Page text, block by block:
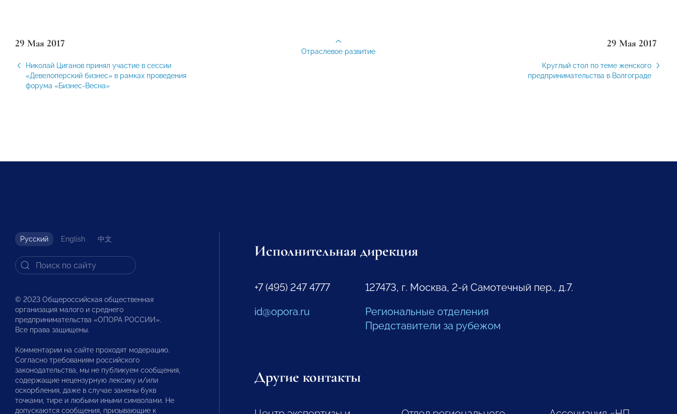
29 Мая 2017
Николай Циганов принял участие в сессии
«Девелоперский бизнес» в рамках проведения
форума «Бизнес-Весна»
29 Мая 2017
Круглый стол по теме женского
предпринимательства в Волгограде
Отраслевое развитие
Русский English 中文
© 2023 Общероссийская общественная
организация малого и среднего
предпринимательства «ОПОРА РОССИИ».
Все права защищены.
Комментарии на сайте проходят модерацию.
Согласно требованиям российского
законодательства, мы не публикуем сообщения,
содержащие нецензурную лексику и/или
оскорбления, даже в случае замены букв
точками, тире и любыми иными символами. Не
допускаются сообщения, призывающие к
Исполнительная дирекция
+7 (495) 247 4777
id@opora.ru
127473, г. Москва, 2-й Самотечный пер., д.7.
Региональные отделения
Представители за рубежом
Другие контакты